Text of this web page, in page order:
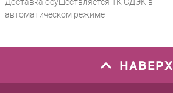
Доставка осуществляется ТК СДЭК в
автоматическом режиме
НАВЕРХ